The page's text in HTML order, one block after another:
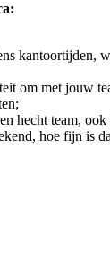
kantoortijden,
om met jouw
hecht team,
hoe fijn is